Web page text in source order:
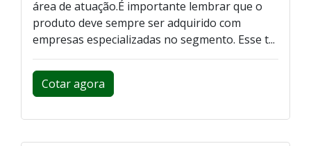
área de atuação.É importante lembrar que o
produto deve sempre ser adquirido com
empresas especializadas no segmento. Esse t...
Cotar agora